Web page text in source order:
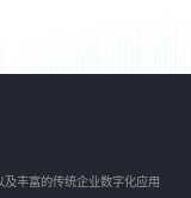
丰富的传统企业数字化应用